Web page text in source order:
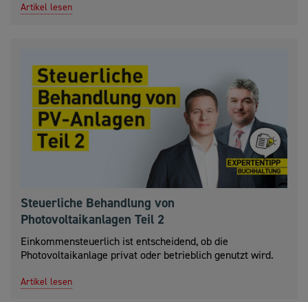
Artikel lesen
Steuerliche Behandlung von
Photovoltaikanlagen Teil 2
Einkommensteuerlich ist entscheidend, ob die
Photovoltaikanlage privat oder betrieblich genutzt wird.
Artikel lesen